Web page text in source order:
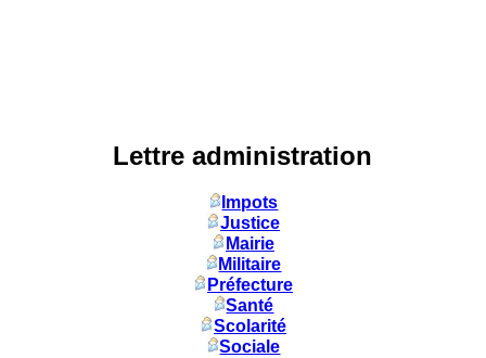
Lettre administration
Impots
Justice
Mairie
Militaire
Préfecture
Santé
Scolarité
Sociale